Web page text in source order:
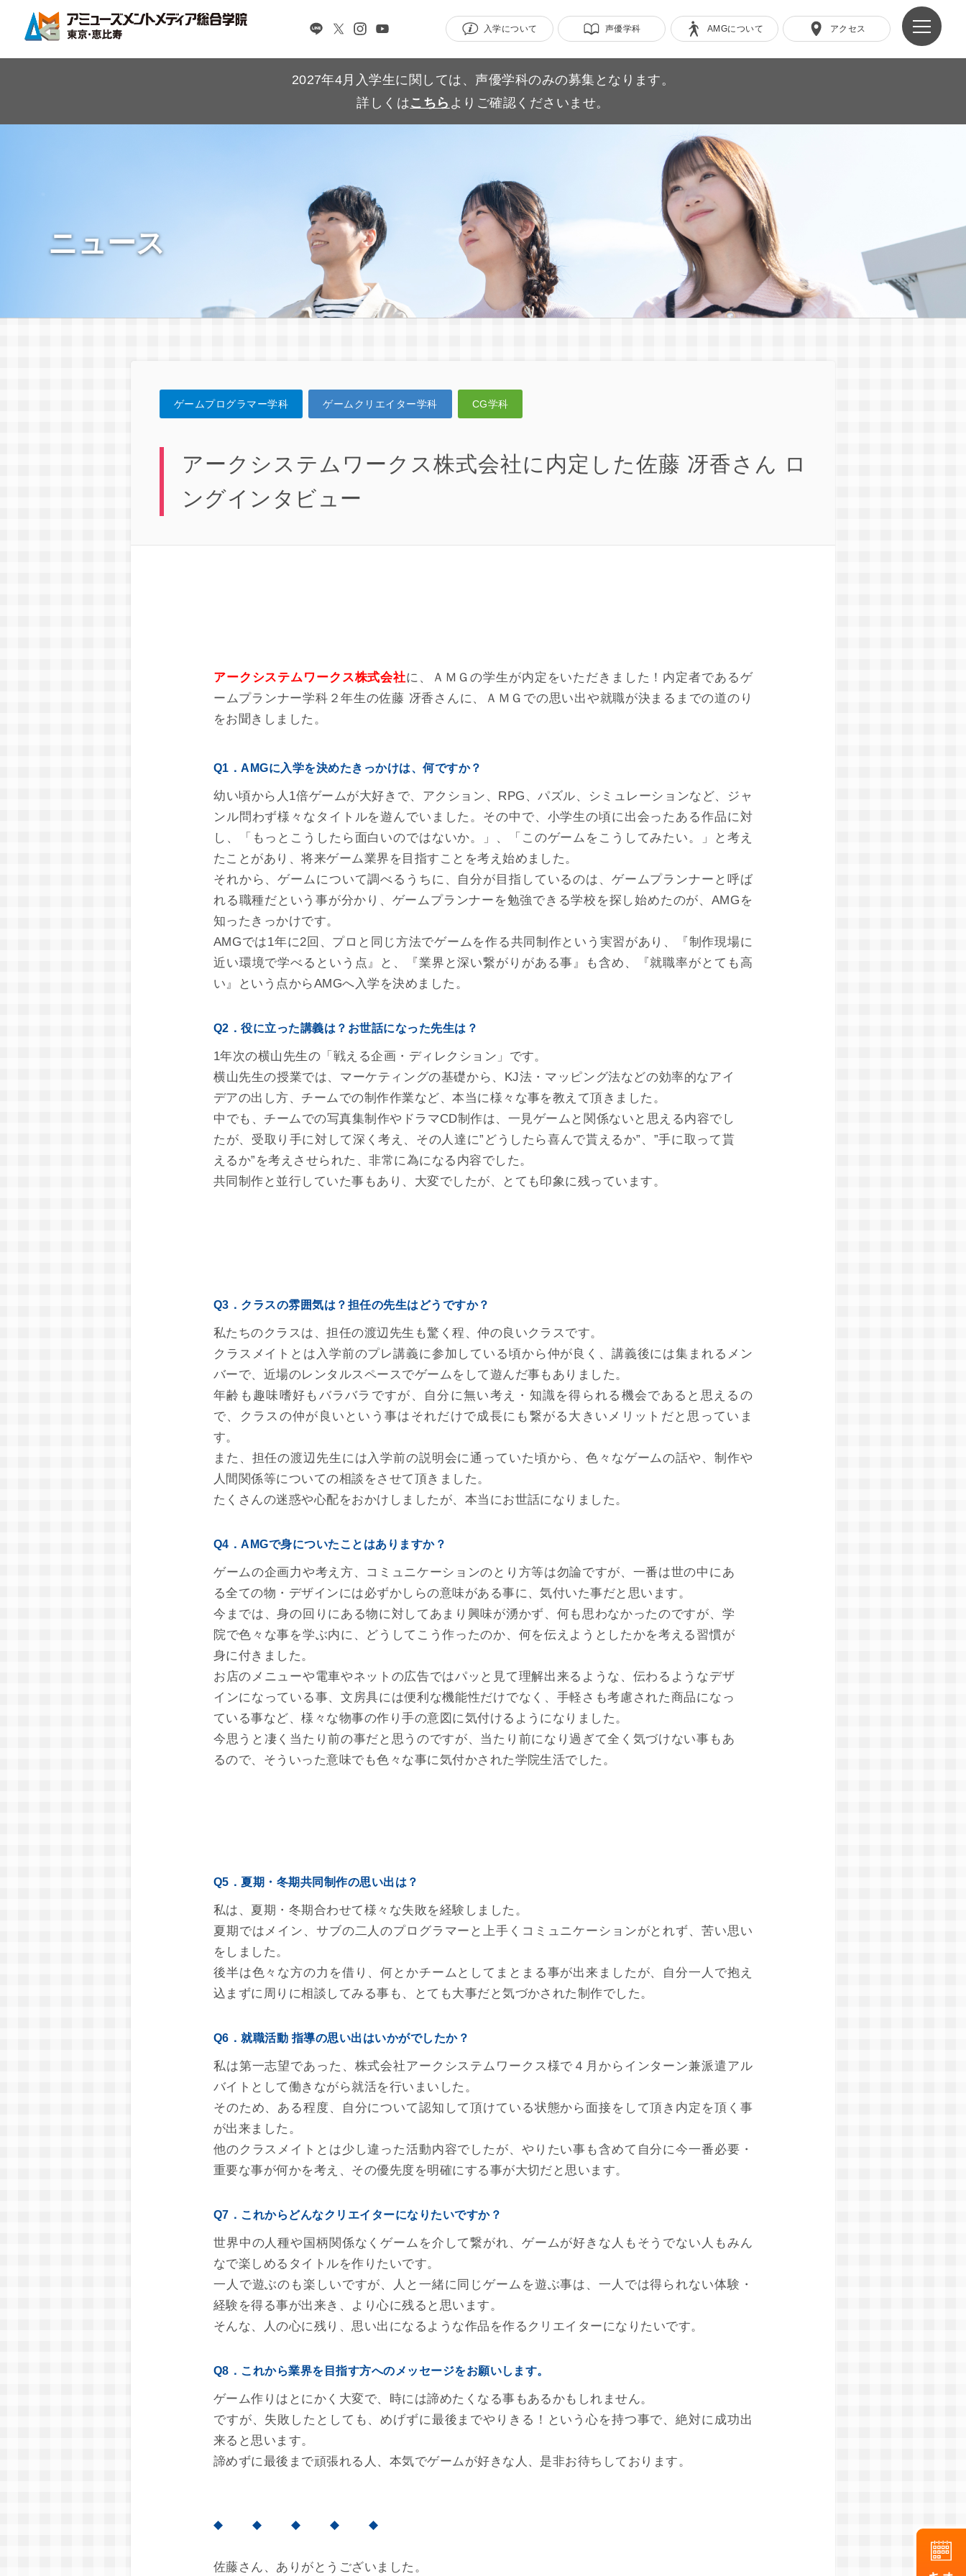
入学について 声優学科 AMGについて アクセス
2027年4月入学生に関しては、声優学科のみの募集となります。
詳しくはこちら よりご確認くださいませ。
ニュース
ゲームプログラマー学科 ゲームクリエイター学科 CG学科
アークシステムワークス株式会社に内定した佐藤 冴香さん ロ
ングインタビュー
アークシステムワークス株式会社に、ＡＭＧの学生が内定をいただきました！内定者であるゲ
ームプランナー学科２年生の佐藤 冴香さんに、ＡＭＧでの思い出や就職が決まるまでの道のり
をお聞きしました。
Q1．AMGに入学を決めたきっかけは、何ですか？
幼い頃から人1倍ゲームが大好きで、アクション、RPG、パズル、シミュレーションなど、ジャ
ンル問わず様々なタイトルを遊んでいました。その中で、小学生の頃に出会ったある作品に対
し、「もっとこうしたら面白いのではないか。」、「このゲームをこうしてみたい。」と考え
たことがあり、将来ゲーム業界を目指すことを考え始めました。
それから、ゲームについて調べるうちに、自分が目指しているのは、ゲームプランナーと呼ば
れる職種だという事が分かり、ゲームプランナーを勉強できる学校を探し始めたのが、AMGを
知ったきっかけです。
AMGでは1年に2回、プロと同じ方法でゲームを作る共同制作という実習があり、『制作現場に
近い環境で学べるという点』と、『業界と深い繋がりがある事』も含め、『就職率がとても高
い』という点からAMGへ入学を決めました。
Q2．役に立った講義は？お世話になった先生は？
1年次の横山先生の「戦える企画・ディレクション」です。
横山先生の授業では、マーケティングの基礎から、KJ法・マッピング法などの効率的なアイ
デアの出し方、チームでの制作作業など、本当に様々な事を教えて頂きました。
中でも、チームでの写真集制作やドラマCD制作は、一見ゲームと関係ないと思える内容でし
たが、受取り手に対して深く考え、その人達に”どうしたら喜んで貰えるか”、”手に取って貰
えるか”を考えさせられた、非常に為になる内容でした。
共同制作と並行していた事もあり、大変でしたが、とても印象に残っています。
Q3．クラスの雰囲気は？担任の先生はどうですか？
私たちのクラスは、担任の渡辺先生も驚く程、仲の良いクラスです。
クラスメイトとは入学前のプレ講義に参加している頃から仲が良く、講義後には集まれるメン
バーで、近場のレンタルスペースでゲームをして遊んだ事もありました。
年齢も趣味嗜好もバラバラですが、自分に無い考え・知識を得られる機会であると思えるの
で、クラスの仲が良いという事はそれだけで成長にも繋がる大きいメリットだと思っていま
す。
また、担任の渡辺先生には入学前の説明会に通っていた頃から、色々なゲームの話や、制作や
人間関係等についての相談をさせて頂きました。
たくさんの迷惑や心配をおかけしましたが、本当にお世話になりました。
Q4．AMGで身についたことはありますか？
ゲームの企画力や考え方、コミュニケーションのとり方等は勿論ですが、一番は世の中にあ
る全ての物・デザインには必ずかしらの意味がある事に、気付いた事だと思います。
今までは、身の回りにある物に対してあまり興味が湧かず、何も思わなかったのですが、学
院で色々な事を学ぶ内に、どうしてこう作ったのか、何を伝えようとしたかを考える習慣が
身に付きました。
お店のメニューや電車やネットの広告ではパッと見て理解出来るような、伝わるようなデザ
インになっている事、文房具には便利な機能性だけでなく、手軽さも考慮された商品になっ
ている事など、様々な物事の作り手の意図に気付けるようになりました。
今思うと凄く当たり前の事だと思うのですが、当たり前になり過ぎて全く気づけない事もあ
るので、そういった意味でも色々な事に気付かされた学院生活でした。
Q5．夏期・冬期共同制作の思い出は？
私は、夏期・冬期合わせて様々な失敗を経験しました。
夏期ではメイン、サブの二人のプログラマーと上手くコミュニケーションがとれず、苦い思い
をしました。
後半は色々な方の力を借り、何とかチームとしてまとまる事が出来ましたが、自分一人で抱え
込まずに周りに相談してみる事も、とても大事だと気づかされた制作でした。
Q6．就職活動 指導の思い出はいかがでしたか？
私は第一志望であった、株式会社アークシステムワークス様で４月からインターン兼派遣アル
バイトとして働きながら就活を行いまいした。
そのため、ある程度、自分について認知して頂けている状態から面接をして頂き内定を頂く事
が出来ました。
他のクラスメイトとは少し違った活動内容でしたが、やりたい事も含めて自分に今一番必要・
重要な事が何かを考え、その優先度を明確にする事が大切だと思います。
Q7．これからどんなクリエイターになりたいですか？
世界中の人種や国柄関係なくゲームを介して繋がれ、ゲームが好きな人もそうでない人もみん
なで楽しめるタイトルを作りたいです。
一人で遊ぶのも楽しいですが、人と一緒に同じゲームを遊ぶ事は、一人では得られない体験・
経験を得る事が出来き、より心に残ると思います。
そんな、人の心に残り、思い出になるような作品を作るクリエイターになりたいです。
Q8．これから業界を目指す方へのメッセージをお願いします。
ゲーム作りはとにかく大変で、時には諦めたくなる事もあるかもしれません。
ですが、失敗したとしても、めげずに最後までやりきる！という心を持つ事で、絶対に成功出
来ると思います。
諦めずに最後まで頑張れる人、本気でゲームが好きな人、是非お待ちしております。
◆ ◆ ◆ ◆ ◆
佐藤さん、ありがとうございました。